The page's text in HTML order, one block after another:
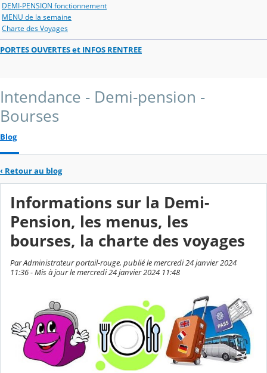
DEMI-PENSION fonctionnement
MENU de la semaine
Charte des Voyages
PORTES OUVERTES et INFOS RENTREE
Intendance - Demi-pension -
Bourses
Blog
‹ Retour au blog
Informations sur la Demi-
Pension, les menus, les
bourses, la charte des voyages
Par Administrateur portail-rouge, publié le mercredi 24 janvier 2024
11:36 - Mis à jour le mercredi 24 janvier 2024 11:48